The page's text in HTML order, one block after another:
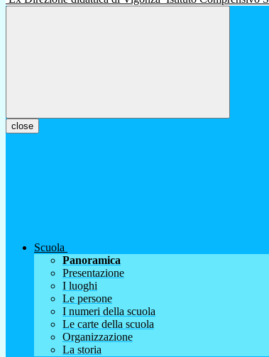
close
Scuola
Panoramica
Presentazione
I luoghi
Le persone
I numeri della scuola
Le carte della scuola
Organizzazione
La storia